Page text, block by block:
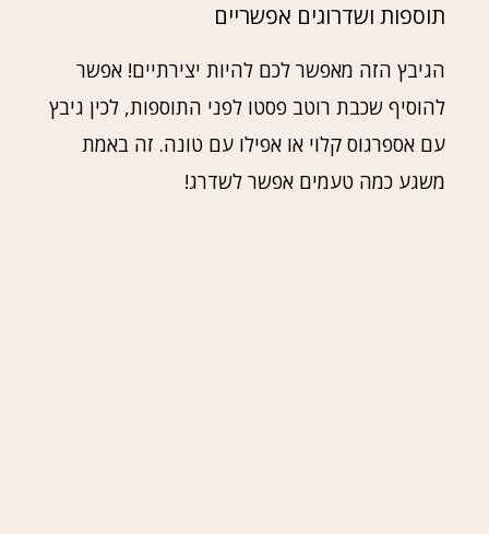
תוספות ושדרוגים אפשריים
הגיבץ הזה מאפשר לכם להיות יצירתיים! אפשר
להוסיף שכבת רוטב פסטו לפני התוספות, לכין גיבץ
עם אספרגוס קלוי או אפילו עם טונה. זה באמת
משגע כמה טעמים אפשר לשדרג!